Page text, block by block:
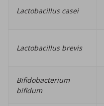
Lactobacillus casei
Lactobacillus brevis
Bifidobacterium
bifidum